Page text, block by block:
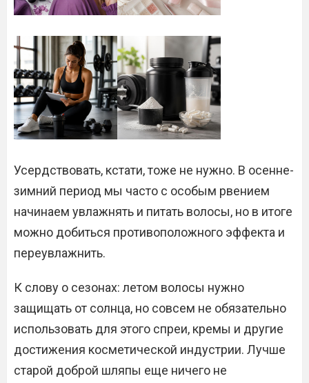
Усердствовать, кстати, тоже не нужно. В осенне-
зимний период мы часто с особым рвением
начинаем увлажнять и питать волосы, но в итоге
можно добиться противоположного эффекта и
переувлажнить.
К слову о сезонах: летом волосы нужно
защищать от солнца, но совсем не обязательно
использовать для этого спреи, кремы и другие
достижения косметической индустрии. Лучше
старой доброй шляпы еще ничего не